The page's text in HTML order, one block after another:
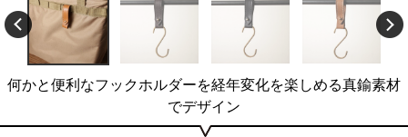
何かと便利なフックホルダーを経年変化を楽しめる真鍮素材
でデザイン